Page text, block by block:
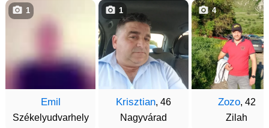
Emil
Székelyudvarhely
1
Krisztian, 46
Nagyvárad
1
Zozo, 42
Zilah
4